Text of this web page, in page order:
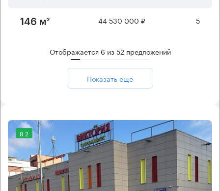
146 м² 44 530 000 ₽ 5
Отображается 6 из52 предложений
Показать ещё
8.2